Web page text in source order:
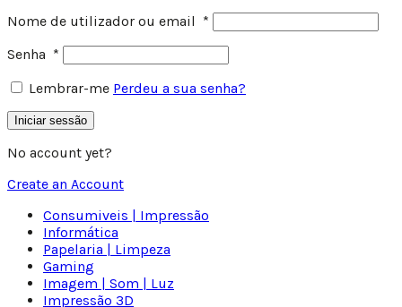
Nome de utilizador ou email *
Senha *
Lembrar-me Perdeu a sua senha?
Iniciar sessão
No account yet?
Create an Account
Consumiveis | Impressão
Informática
Papelaria | Limpeza
Gaming
Imagem | Som | Luz
Impressão 3D